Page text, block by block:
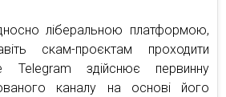
ліберальною платформою,
скам-проєктам проходити
Telegram здійснює первинну
каналу на основі його